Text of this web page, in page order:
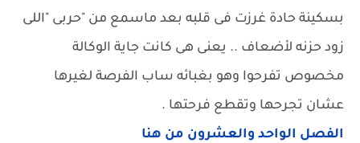
بسكينة حادة غرزت فى قلبه بعد ماسمع من "حربى "اللى
زود حزنه لأضعاف .. يعنى هى كانت جاية الوكالة
مخصوص تفرحوا وهو بغبائه ساب الفرصة لغيرها
عشان تجرحها وتقطع فرحتها .
الفصل الواحد والعشرون من هنا